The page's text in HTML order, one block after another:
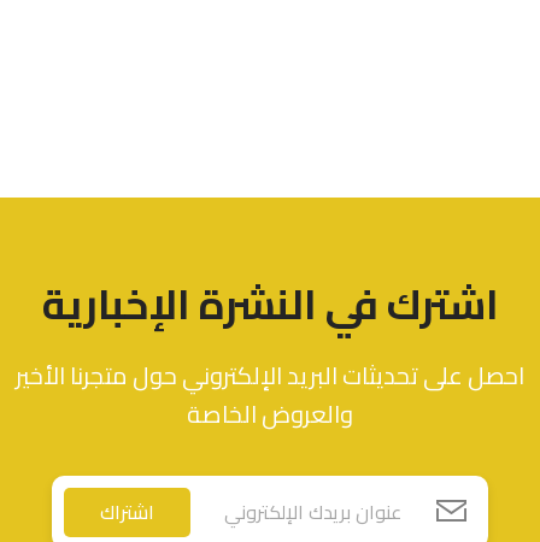
اشترك في النشرة الإخبارية
احصل على تحديثات البريد الإلكتروني حول متجرنا الأخير
والعروض الخاصة
اشتراك